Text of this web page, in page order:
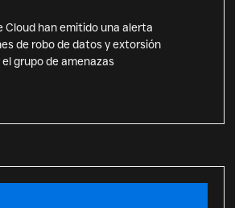
Cloud han emitido una alerta
de robo de datos y extorsión
grupo de amenazas